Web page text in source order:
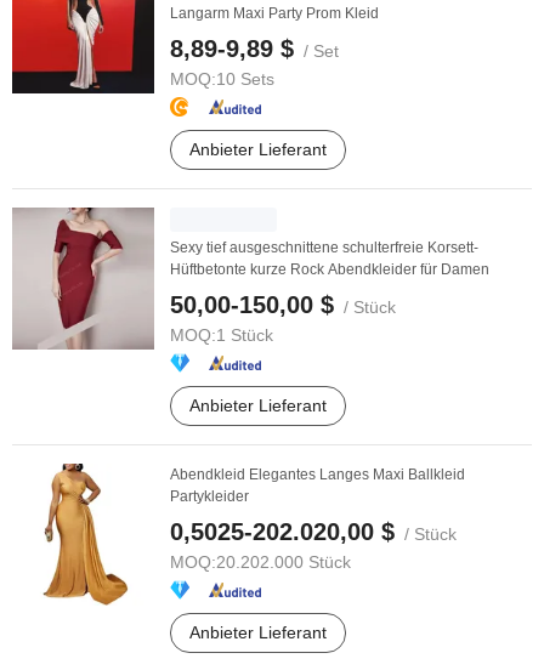
Langarm Maxi Party Prom Kleid
8,89-9,89 $ / Set
MOQ:10 Sets
Anbieter Lieferant
Sexy tief ausgeschnittene schulterfreie Korsett-
Hüftbetonte kurze Rock Abendkleider für Damen
50,00-150,00 $ / Stück
MOQ:1 Stück
Anbieter Lieferant
Abendkleid Elegantes Langes Maxi Ballkleid
Partykleider
0,5025-202.020,00 $ / Stück
MOQ:20.202.000 Stück
Anbieter Lieferant